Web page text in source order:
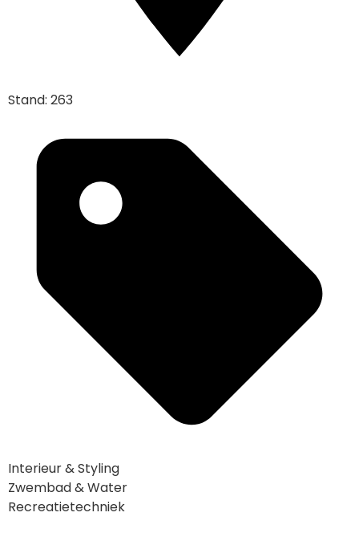
Stand: 263
Interieur & Styling
Zwembad & Water
Recreatietechniek